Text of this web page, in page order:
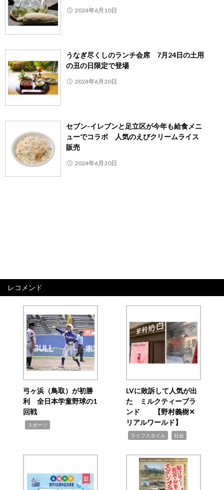
2024年6月10日
うなぎ尽くしのランチ会席 7月24日の土用
の丑の日限定で登場
2024年6月20日
セブン-イレブンと足立区が今年も給食メニ
ューでコラボ 人気のえびクリームライス
販売
2024年6月20日
レコメンド
弓ヶ浜（鳥取）が初勝
利 全日本学童野球の1
回戦
スポーツ
LVに敗訴して人気が出
た ミルクティーブラ
ンド 【野村義樹✕
リアルワールド】
ライフスタイル 社会